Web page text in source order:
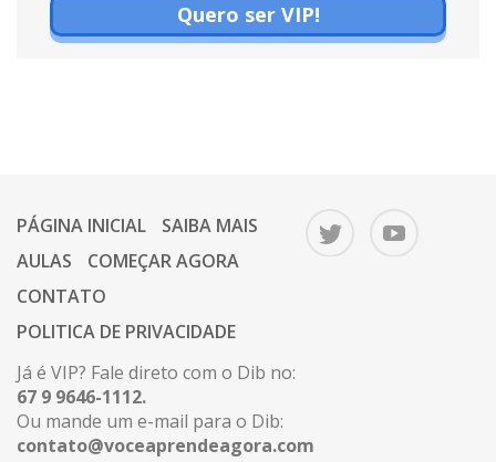
Quero ser VIP!
PÁGINA INICIAL
SAIBA MAIS
AULAS
COMEÇAR AGORA
CONTATO
POLITICA DE PRIVACIDADE
Já é VIP? Fale direto com o Dib no:
67 9 9646-1112.
Ou mande um e-mail para o Dib:
contato@voceaprendeagora.com